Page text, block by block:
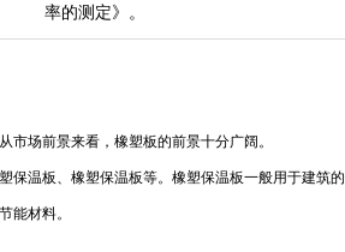
率的测定》。
场前景来看，橡塑板的前景十分广阔。
保温板、橡塑保温板等。橡塑保温板一般用于建筑
能材料。